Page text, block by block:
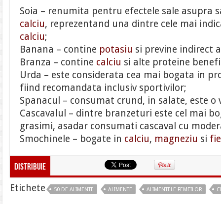
Soia – renumita pentru efectele sale asupra
calciu, reprezentand una dintre cele mai
calciu;
Banana – contine potasiu si previne indirect
Branza – contine calciu si alte proteine
Urda – este considerata cea mai bogata in
fiind recomandata inclusiv sportivilor;
Spanacul – consumat crund, in salate, este
Cascavalul – dintre branzeturi este cel mai
grasimi, asadar consumati cascaval cu
Smochinele – bogate in calciu, magneziu si
Distribuie
Etichete 50 DE ALIMENTE ALIMENTE ALIMENTELE FEMEILOR